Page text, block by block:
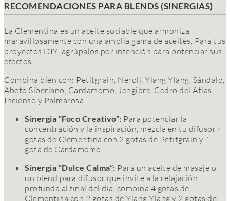
RECOMENDACIONES PARA BLENDS (SINERGIAS)
La Clementina es un aceite sociable que armoniza
maravillosamente con una amplia gama de aceites. Para tus
proyectos DIY, agrúpalos por intención para potenciar sus
efectos:
Combina bien con: Petitgrain, Neroli, Ylang Ylang, Sándalo,
Abeto Siberiano, Cardamomo, Jengibre, Cedro del Atlas,
Incienso y Palmarosa.
Sinergia “Foco Creativo”: Para potenciar la
concentración y la inspiración, mezcla en tu difusor 4
gotas de Clementina con 2 gotas de Petitgrain y 1
gota de Cardamomo.
Sinergia “Dulce Calma”: Para un aceite de masaje o
un blend para difusor que invite a la relajación
profunda al final del día, combina 4 gotas de
Clementina con 2 gotas de Ylang Ylang y 2 gotas de